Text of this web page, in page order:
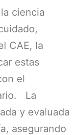
ciencia
CAE, la
estas
el
La
y evaluada
asegurando